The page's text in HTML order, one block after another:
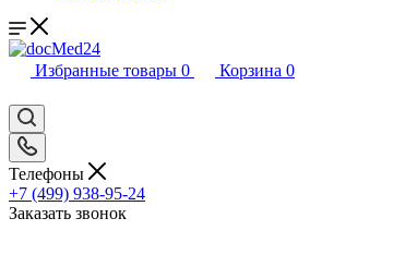
Избранные товары 0 Корзина 0
Телефоны
+7 (499) 938-95-24
Заказать звонок